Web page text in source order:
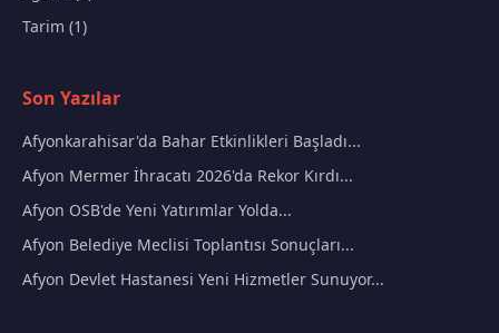
Tarim (1)
Son Yazılar
Afyonkarahisar'da Bahar Etkinlikleri Başladı...
Afyon Mermer İhracatı 2026'da Rekor Kırdı...
Afyon OSB'de Yeni Yatırımlar Yolda...
Afyon Belediye Meclisi Toplantısı Sonuçları...
Afyon Devlet Hastanesi Yeni Hizmetler Sunuyor...